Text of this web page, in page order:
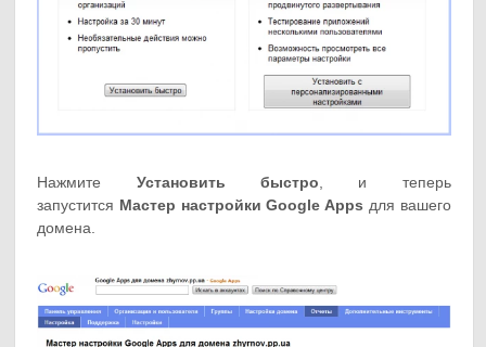
Нажмите Установить быстро , и теперь
запустится Мастер настройки Google Apps для вашего
домена.